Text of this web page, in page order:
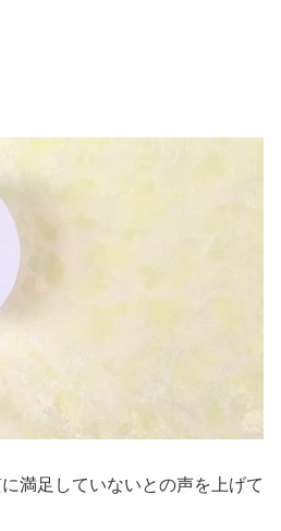
満足していないとの声を上げて